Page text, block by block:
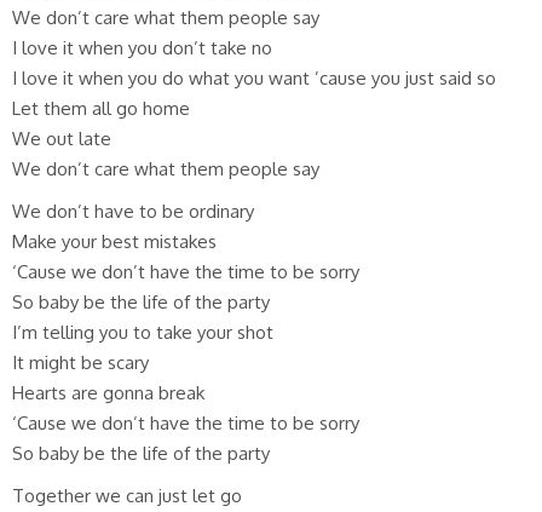
We don’t care what them people say
I love it when you don’t take no
I love it when you do what you want ’cause you just said so
Let them all go home
We out late
We don’t care what them people say
We don’t have to be ordinary
Make your best mistakes
‘Cause we don’t have the time to be sorry
So baby be the life of the party
I’m telling you to take your shot
It might be scary
Hearts are gonna break
‘Cause we don’t have the time to be sorry
So baby be the life of the party
Together we can just let go